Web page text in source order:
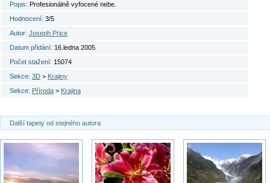
Popis: Profesionálně vyfocené nebe.
Hodnocení: 3/5
Autor: Joseph Price
Datum přidání: 16.ledna 2005
Počet stažení: 15074
Sekce: 3D > Krajiny
Sekce: Příroda > Krajina
Další tapety od stejného autora